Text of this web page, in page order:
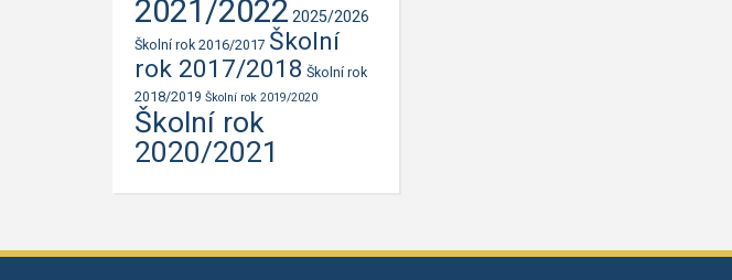
2021/2022 2025/2026
Školní rok 2016/2017 Školní
rok 2017/2018 Školní rok
2018/2019 Školní rok 2019/2020
Školní rok
2020/2021